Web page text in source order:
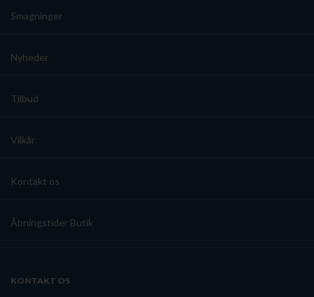
Smagninger
Nyheder
Tilbud
Vilkår
Kontakt os
Åbningstider Butik
KONTAKT OS